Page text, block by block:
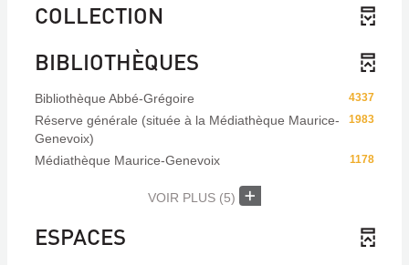
COLLECTION
BIBLIOTHÈQUES
4337
Bibliothèque Abbé-Grégoire
1983
Réserve générale (située à la Médiathèque Maurice-
Genevoix)
1178
Médiathèque Maurice-Genevoix
VOIR PLUS (5)
ESPACES